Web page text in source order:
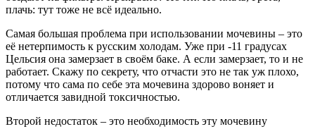
плачь: тут тоже не всё идеально.
Самая большая проблема при использовании мочевины – это
её нетерпимость к русским холодам. Уже при -11 градусах
Цельсия она замерзает в своём баке. А если замерзает, то и не
работает. Скажу по секрету, что отчасти это не так уж плохо,
потому что сама по себе эта мочевина здорово воняет и
отличается завидной токсичностью.
Второй недостаток – это необходимость эту мочевину